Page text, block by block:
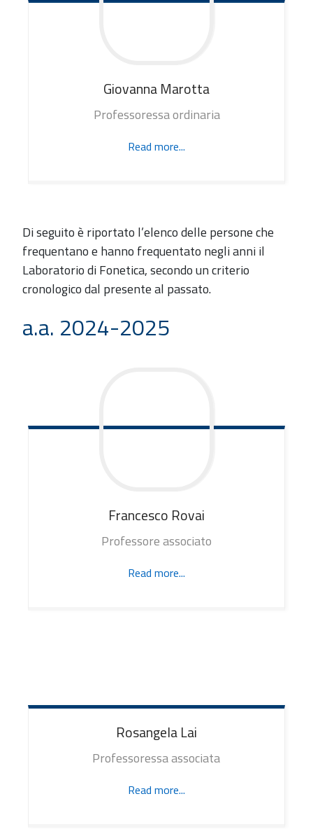
Giovanna Marotta
Professoressa ordinaria
Read more...
Di seguito è riportato l’elenco delle persone che
frequentano e hanno frequentato negli anni il
Laboratorio di Fonetica, secondo un criterio
cronologico dal presente al passato.
a.a. 2024-2025
Francesco Rovai
Professore associato
Read more...
Rosangela Lai
Professoressa associata
Read more...